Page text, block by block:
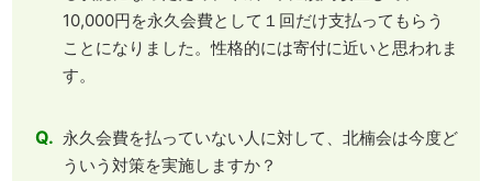
10,000円を永久会費として１回だけ支払ってもらう
ことになりました。性格的には寄付に近いと思われま
す。
Q. 永久会費を払っていない人に対して、北楠会は今度ど
ういう対策を実施しますか？